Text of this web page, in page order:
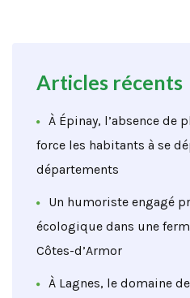
Articles récents
À Épinay, l’absence de
force les habitants à se
départements
Un humoriste engagé
écologique dans une
Côtes-d’Armor
À Lagnes, le domaine